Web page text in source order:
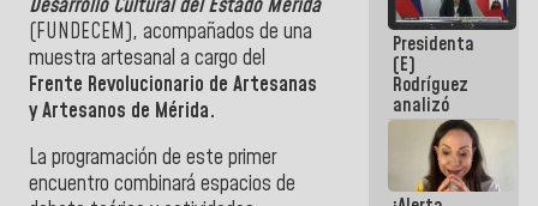
(FUNDECEM), acompañados de una
muestra artesanal a cargo del
Frente Revolucionario de Artesanas
y Artesanos de Mérida.
La programación de este primer
encuentro combinará espacios de
por que no
sabemos si
la semana
que viene
hay
programa
Presidenta
(E)
Rodríguez
analizó
junto a
gobernadores
planes de
recuperación